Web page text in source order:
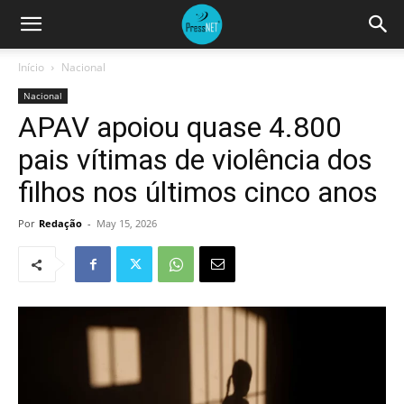
Início Nacional
Nacional
APAV apoiou quase 4.800
pais vítimas de violência dos
filhos nos últimos cinco anos
Por Redação - May 15, 2026